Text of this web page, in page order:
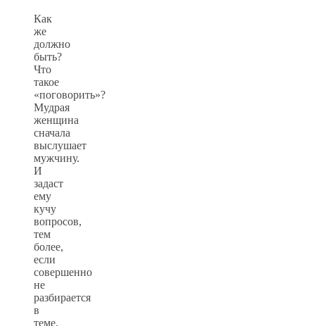
Как
же
должно
быть?
Что
такое
«поговорить»?
Мудрая
женщина
сначала
выслушает
мужчину.
И
задаст
ему
кучу
вопросов,
тем
более,
если
совершенно
не
разбирается
в
теме.